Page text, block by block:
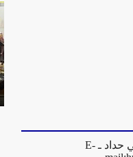
المدير العام للموقع - فادي مرعي حداد ـ E-